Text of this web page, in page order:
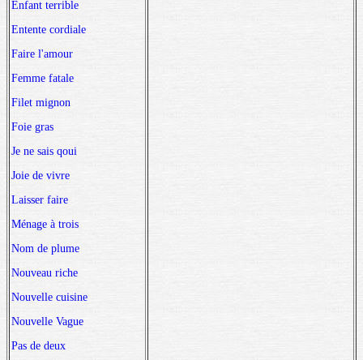
Enfant terrible
Entente cordiale
Faire l'amour
Femme fatale
Filet mignon
Foie gras
Je ne sais qoui
Joie de vivre
Laisser faire
Ménage à trois
Nom de plume
Nouveau riche
Nouvelle cuisine
Nouvelle Vague
Pas de deux